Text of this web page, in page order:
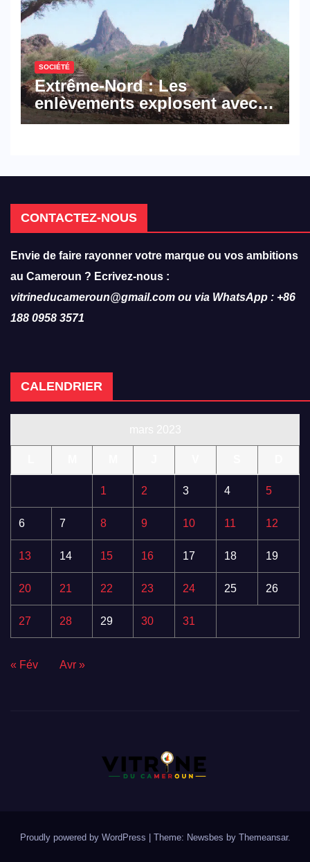
SOCIÉTÉ
Extrême-Nord : Les
enlèvements explosent avec
308 victimes en trois mois
CONTACTEZ-NOUS
Envie de faire rayonner votre marque ou vos ambitions
au Cameroun ? Ecrivez-nous :
vitrineducameroun@gmail.com ou via WhatsApp : +86
188 0958 3571
CALENDRIER
1 2 3 4 5
6 7 8 9 10 11 12
13 14 15 16 17 18 19
20 21 22 23 24 25 26
27 28 29 30 31
« Fév Avr »
Proudly powered by WordPress Theme: Newsbes by Themeansar.